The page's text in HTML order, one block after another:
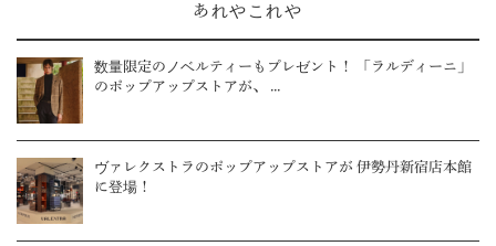
あれやこれや
数量限定のノベルティーもプレゼント！ 「ラルディーニ」
のポップアップストアが、 ...
ヴァレクストラのポップアップストアが 伊勢丹新宿店本館
に登場！